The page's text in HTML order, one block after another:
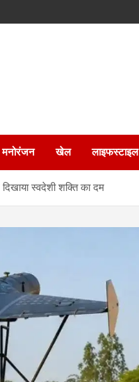
मनोरंजन खेल लाइफस्टाइल
दिखाया स्वदेशी शक्ति का दम